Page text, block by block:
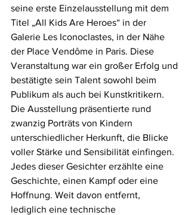
seine erste Einzelausstellung mit dem
Titel „All Kids Are Heroes“ in der
Galerie Les Iconoclastes, in der Nähe
der Place Vendôme in Paris. Diese
Veranstaltung war ein großer Erfolg und
bestätigte sein Talent sowohl beim
Publikum als auch bei Kunstkritikern.
Die Ausstellung präsentierte rund
zwanzig Porträts von Kindern
unterschiedlicher Herkunft, die Blicke
voller Stärke und Sensibilität einfingen.
Jedes dieser Gesichter erzählte eine
Geschichte, einen Kampf oder eine
Hoffnung. Weit davon entfernt,
lediglich eine technische